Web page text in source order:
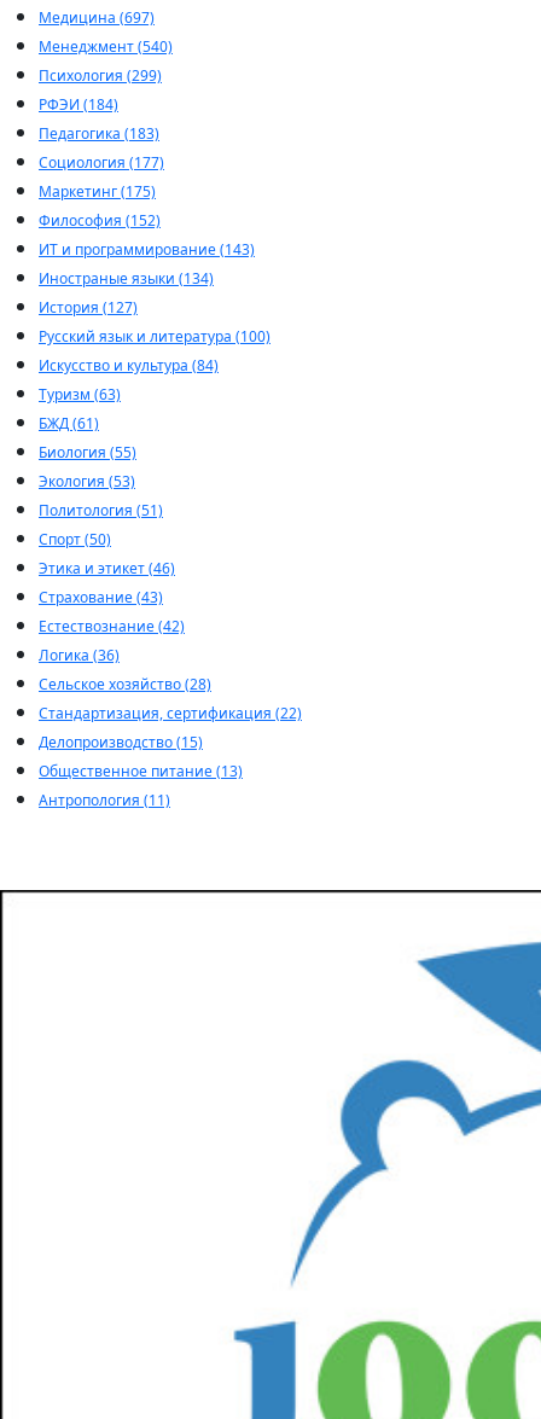
Медицина (697)
Менеджмент (540)
Психология (299)
РФЭИ (184)
Педагогика (183)
Социология (177)
Маркетинг (175)
Философия (152)
ИТ и программирование (143)
Иностраные языки (134)
История (127)
Русский язык и литература (100)
Искусство и культура (84)
Туризм (63)
БЖД (61)
Биология (55)
Экология (53)
Политология (51)
Спорт (50)
Этика и этикет (46)
Страхование (43)
Естествознание (42)
Логика (36)
Сельское хозяйство (28)
Стандартизация, сертификация (22)
Делопроизводство (15)
Общественное питание (13)
Антропология (11)